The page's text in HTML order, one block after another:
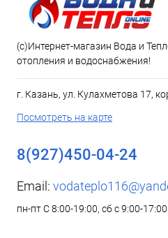
(c)Интернет-магазин Вода и
отопления и водоснабжения!
г. Казань, ул. Кулахметова 17,
Посмотреть на карте
8(927)450-04-24
Email:
пн-пт С 8:00-19:00, сб с 9:00-17:00